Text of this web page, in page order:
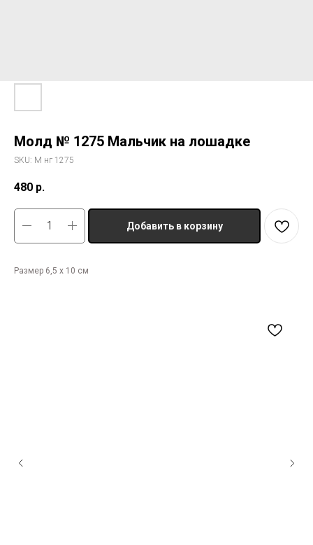
Молд № 1275 Мальчик на лошадке
SKU: М нг 1275
480 р.
Добавить в корзину
Размер 6,5 х 10 см